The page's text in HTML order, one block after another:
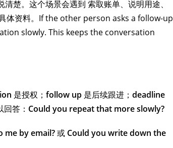
楚。这个场景会遇到 索取账单、说明用途、
体资料。If the other person asks a follow-up
slowly. This keeps the conversation
是授权； follow up 是后续跟进； deadline
答： Could you repeat that more slowly?
me by email?或 Could you write down the